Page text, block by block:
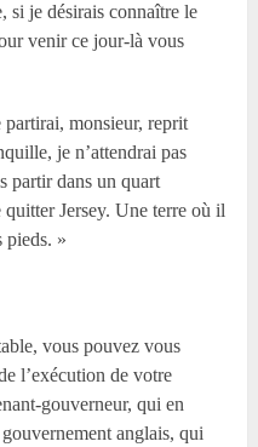
si je désirais connaître le
venir ce jour-là vous
partirai, monsieur, reprit
je n’attendrai pas
partir dans un quart
quitter Jersey. Une terre où il
pieds. »
vous pouvez vous
l’exécution de votre
gouverneur, qui en
anglais, qui